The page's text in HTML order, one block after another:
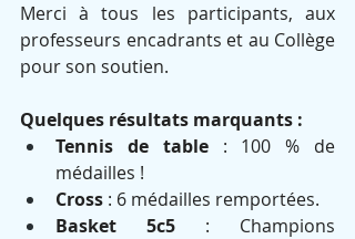
Merci à tous les participants, aux
professeurs encadrants et au Collège
pour son soutien.
Quelques résultats marquants :
Tennis de table : 100 % de
médailles !
Cross : 6 médailles remportées.
Basket 5c5 : Champions